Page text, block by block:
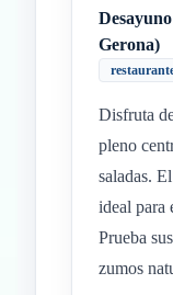
Gerona)
Disfruta
pleno
saladas.
ideal para
Prueba
zumos